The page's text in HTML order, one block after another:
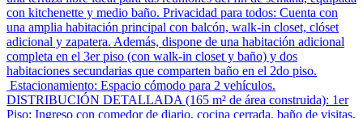
con kitchenette y medio baño. Privacidad para todos: Cuenta con
una amplia habitación principal con balcón, walk-in closet, clóset
adicional y zapatera. Además, dispone de una habitación adicional
completa en el 3er piso (con walk-in closet y baño) y dos
habitaciones secundarias que comparten baño en el 2do piso.
Estacionamiento: Espacio cómodo para 2 vehículos.
DISTRIBUCIÓN DETALLADA (165 m² de área construida): 1er
Piso: Ingreso con comedor de diario, cocina cerrada, baño de visitas,